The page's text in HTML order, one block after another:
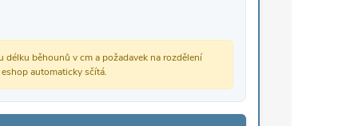
běhounů v cm a požadavek na rozdělení
automaticky sčítá.